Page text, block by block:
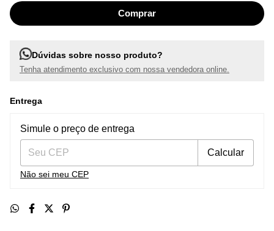
Dúvidas sobre nosso produto?
Tenha atendimento exclusivo com nossa vendedora online.
Entrega
Entregas para o CEP:
Simule o preço de entrega
Calcular
Não sei meu CEP